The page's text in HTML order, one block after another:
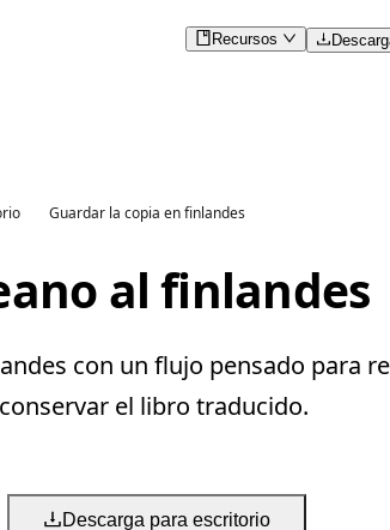
Recursos
Guardar la copia en finlandes
al finlandes
con un flujo pensado para
el libro traducido.
Descarga para escritorio